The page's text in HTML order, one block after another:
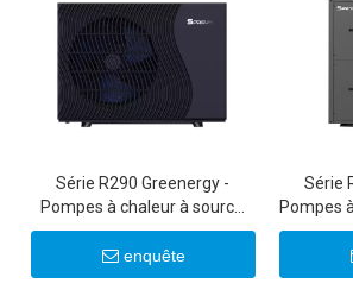
Série R290 Greenergy -
Pompes à chaleur à source
d'air à onduleur CC ultra-
silencieuses 6-22KW 20KW
22KW
enquête
Série
Pompes